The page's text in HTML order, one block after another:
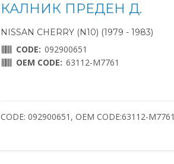
КАЛНИК ПРЕДЕН Д.
NISSAN CHERRY (N10) (1979 - 1983)
CODE: 092900651
OEM CODE: 63112-M7761
CODE: 092900651, OEM CODE:63112-M7761